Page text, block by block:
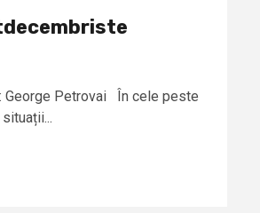
George Petrovai În cele peste